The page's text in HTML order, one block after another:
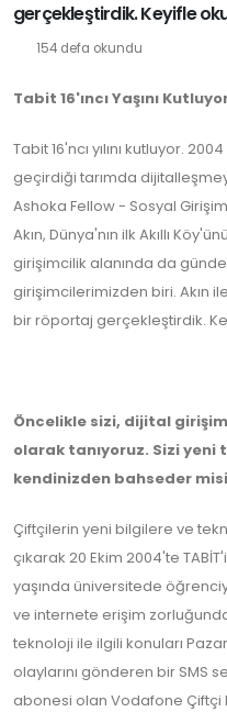
gerçekleştirdik. Keyifle
154 defa okundu
Tabit 16'ıncı Yaşını
Tabit 16'ncı yılını kutluyor.
geçirdiği tarımda
Ashoka Fellow - Sosyal
Akın, Dünya'nın ilk Akıllı
girişimcilik alanında da
girişimcilerimizden biri. Akın
bir röportaj gerçekleştirdik.
Öncelikle sizi, dijital
olarak tanıyoruz. Sizi yeni
kendinizden bahseder
Çiftçilerin yeni bilgilere ve
çıkarak 20 Ekim 2004'te
yaşında üniversitede
ve internete erişim
teknoloji ile ilgili konuları
olaylarını gönderen bir SMS
abonesi olan Vodafone Çiftçi